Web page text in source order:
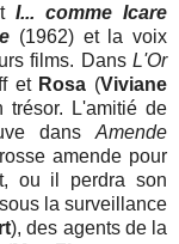
I... comme Icare
(1962) et la voix
films. Dans L'Or
et Rosa (Viviane
trésor. L'amitié de
dans Amende
amende pour
ou il perdra son
la surveillance
), des agents de la